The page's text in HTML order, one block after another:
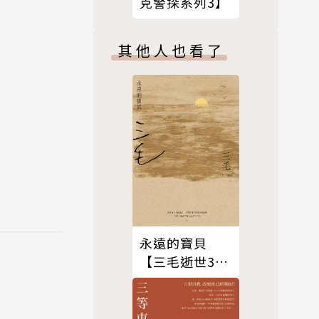
讚譽，
其他人也看了
永遠的寶貝
【三毛逝世30
週年紀念版】